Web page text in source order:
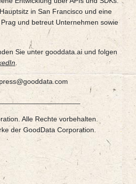
in San Francisco und eine
und betreut Unternehmen sowie
Sie unter gooddata.ai und folgen
press@gooddata.com
Alle Rechte vorbehalten.
der GoodData Corporation.